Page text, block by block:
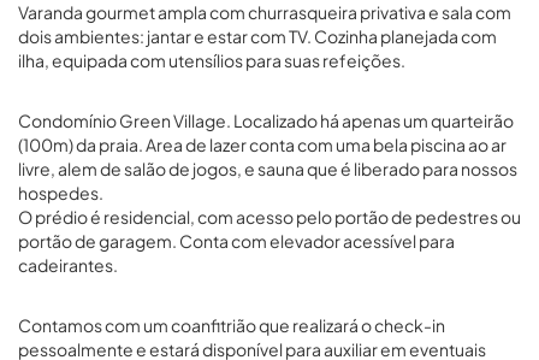
Varanda gourmet ampla com churrasqueira privativa e sala com
dois ambientes: jantar e estar com TV. Cozinha planejada com
ilha, equipada com utensílios para suas refeições.
Condomínio Green Village. Localizado há apenas um quarteirão
(100m) da praia. Area de lazer conta com uma bela piscina ao ar
livre, alem de salão de jogos, e sauna que é liberado para nossos
hospedes.
O prédio é residencial, com acesso pelo portão de pedestres ou
portão de garagem. Conta com elevador acessível para
cadeirantes.
Contamos com um coanfitrião que realizará o check-in
pessoalmente e estará disponível para auxiliar em eventuais